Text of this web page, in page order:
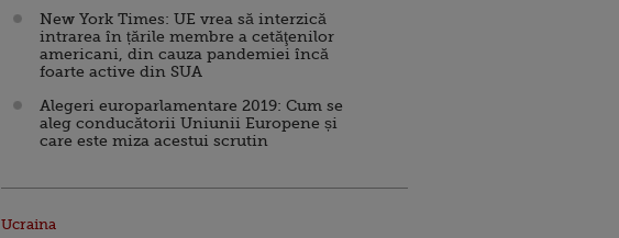
New York Times: UE vrea să interzică
intrarea în țările membre a cetăţenilor
americani, din cauza pandemiei încă
foarte active din SUA
Alegeri europarlamentare 2019: Cum se
aleg conducătorii Uniunii Europene și
care este miza acestui scrutin
Ucraina